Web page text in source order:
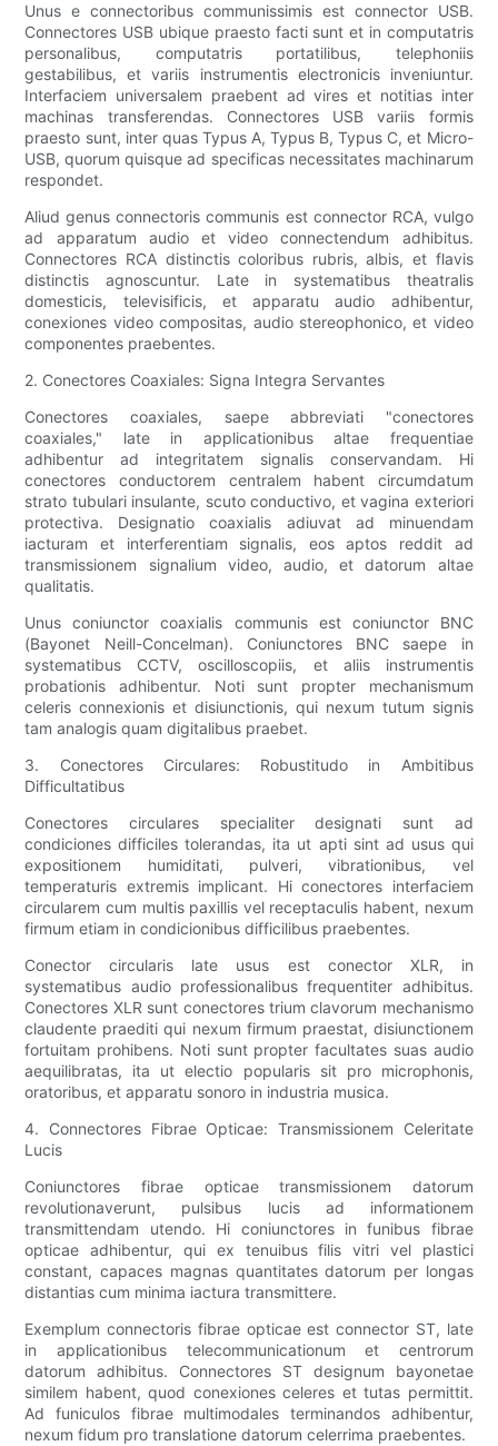
Unus e connectoribus communissimis est connector USB.
Connectores USB ubique praesto facti sunt et in computatris
personalibus, computatris portatilibus, telephoniis
gestabilibus, et variis instrumentis electronicis inveniuntur.
Interfaciem universalem praebent ad vires et notitias inter
machinas transferendas. Connectores USB variis formis
praesto sunt, inter quas Typus A, Typus B, Typus C, et Micro-
USB, quorum quisque ad specificas necessitates machinarum
respondet.
Aliud genus connectoris communis est connector RCA, vulgo
ad apparatum audio et video connectendum adhibitus.
Connectores RCA distinctis coloribus rubris, albis, et flavis
distinctis agnoscuntur. Late in systematibus theatralis
domesticis, televisificis, et apparatu audio adhibentur,
conexiones video compositas, audio stereophonico, et video
componentes praebentes.
2. Conectores Coaxiales: Signa Integra Servantes
Conectores coaxiales, saepe abbreviati "conectores
coaxiales," late in applicationibus altae frequentiae
adhibentur ad integritatem signalis conservandam. Hi
conectores conductorem centralem habent circumdatum
strato tubulari insulante, scuto conductivo, et vagina exteriori
protectiva. Designatio coaxialis adiuvat ad minuendam
iacturam et interferentiam signalis, eos aptos reddit ad
transmissionem signalium video, audio, et datorum altae
qualitatis.
Unus coniunctor coaxialis communis est coniunctor BNC
(Bayonet Neill-Concelman). Coniunctores BNC saepe in
systematibus CCTV, oscilloscopiis, et aliis instrumentis
probationis adhibentur. Noti sunt propter mechanismum
celeris connexionis et disiunctionis, qui nexum tutum signis
tam analogis quam digitalibus praebet.
3. Conectores Circulares: Robustitudo in Ambitibus
Difficultatibus
Conectores circulares specialiter designati sunt ad
condiciones difficiles tolerandas, ita ut apti sint ad usus qui
expositionem humiditati, pulveri, vibrationibus, vel
temperaturis extremis implicant. Hi conectores interfaciem
circularem cum multis paxillis vel receptaculis habent, nexum
firmum etiam in condicionibus difficilibus praebentes.
Conector circularis late usus est conector XLR, in
systematibus audio professionalibus frequentiter adhibitus.
Conectores XLR sunt conectores trium clavorum mechanismo
claudente praediti qui nexum firmum praestat, disiunctionem
fortuitam prohibens. Noti sunt propter facultates suas audio
aequilibratas, ita ut electio popularis sit pro microphonis,
oratoribus, et apparatu sonoro in industria musica.
4. Connectores Fibrae Opticae: Transmissionem Celeritate
Lucis
Coniunctores fibrae opticae transmissionem datorum
revolutionaverunt, pulsibus lucis ad informationem
transmittendam utendo. Hi coniunctores in funibus fibrae
opticae adhibentur, qui ex tenuibus filis vitri vel plastici
constant, capaces magnas quantitates datorum per longas
distantias cum minima iactura transmittere.
Exemplum connectoris fibrae opticae est connector ST, late
in applicationibus telecommunicationum et centrorum
datorum adhibitus. Connectores ST designum bayonetae
similem habent, quod conexiones celeres et tutas permittit.
Ad funiculos fibrae multimodales terminandos adhibentur,
nexum fidum pro translatione datorum celerrima praebentes.